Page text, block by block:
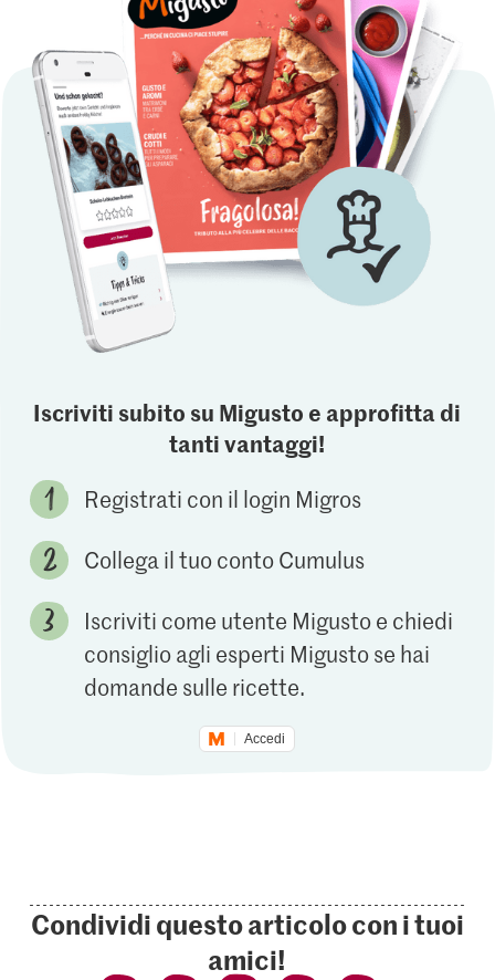
Iscriviti subito su Migusto e approfitta di
tanti vantaggi!
Registrati con il login Migros
Collega il tuo conto Cumulus
Iscriviti come utente Migusto e chiedi
consiglio agli esperti Migusto se hai
domande sulle ricette.
Accedi
Condividi questo articolo con i tuoi
amici!